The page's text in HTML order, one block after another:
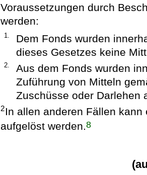
Voraussetzungen durch
werden:
1.
Dem Fonds wurden
dieses Gesetzes keine
2.
Aus dem Fonds wurden
Zuführung von Mitteln
Zuschüsse oder Darlehen
2In allen anderen Fällen
aufgelöst werden.8